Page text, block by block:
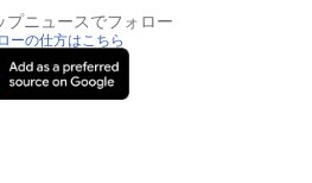
プニュースでフォロー
ーの仕方はこちら